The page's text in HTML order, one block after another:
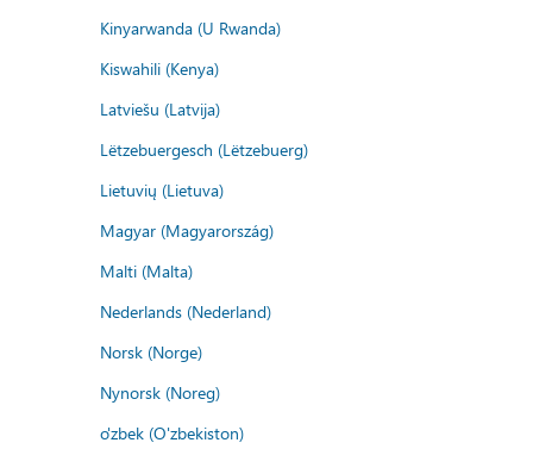
Kinyarwanda (U Rwanda)
Kiswahili (Kenya)
Latviešu (Latvija)
Lëtzebuergesch (Lëtzebuerg)
Lietuvių (Lietuva)
Magyar (Magyarország)
Malti (Malta)
Nederlands (Nederland)
Norsk (Norge)
Nynorsk (Noreg)
o'zbek (O'zbekiston)